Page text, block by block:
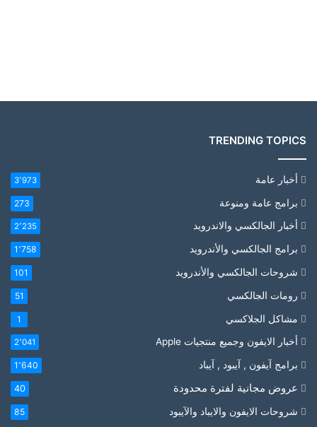
TRENDING TOPICS
أخبار عامة 3٬973
برامج عامة ومنوعة 273
أخبار الجالكسي والاندرويد 2٬235
برامج الجالكسي والأندرويد 1٬758
شروحات الجالكسي والأندرويد 101
رومات الجالكسي 51
مشاكل الجلاكسي 1
أخبار الايفون وجميع منتجيات Apple 2٬041
برامج آيفون , آيبود , آيباد 1٬640
عروض مجانية لفترة محدودة 40
شروحات الايفون والايباد والآيبود 85